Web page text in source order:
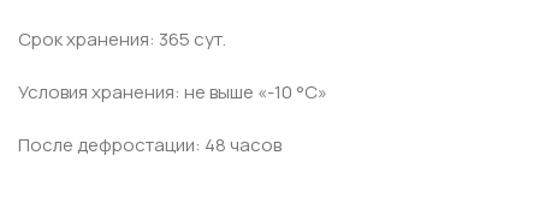
Срок хранения: 365 сут.
Условия хранения: не выше «-10 °С»
После дефростации: 48 часов